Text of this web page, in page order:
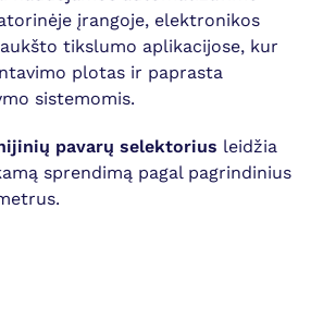
įrangoje, elektronikos
tikslumo aplikacijose, kur
plotas ir paprasta
sistemomis.
pavarų selektorius leidžia
sprendimą pagal pagrindinius